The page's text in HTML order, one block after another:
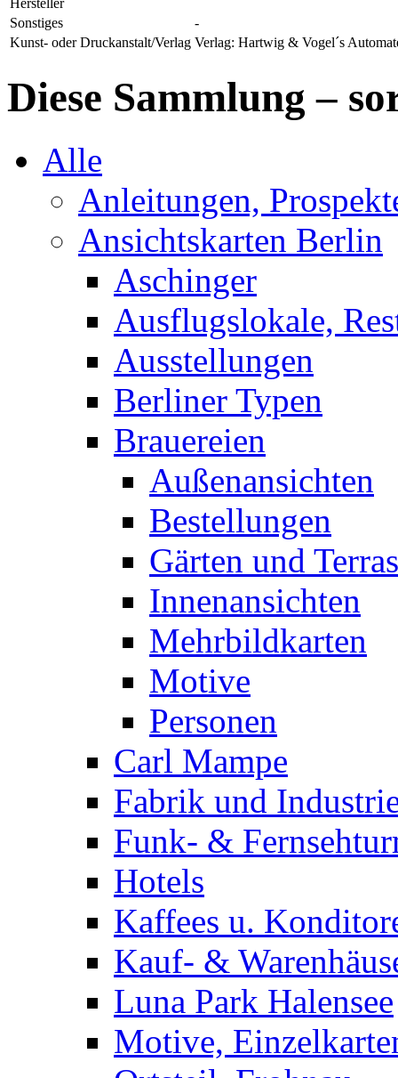
Hersteller
Sonstiges
-
Kunst- oder Druckanstalt/Verlag Verlag: Hartwig & Vogel´s
Diese Sammlung –
Alle
Anleitungen,
Ansichtskarten Berlin
Aschinger
Ausflugslokale,
Ausstellungen
Berliner Typen
Brauereien
Außenansichten
Bestellungen
Gärten und
Innenansichten
Mehrbildkarten
Motive
Personen
Carl Mampe
Fabrik und
Funk- &
Hotels
Kaffees u.
Kauf- &
Luna Park Halensee
Motive,